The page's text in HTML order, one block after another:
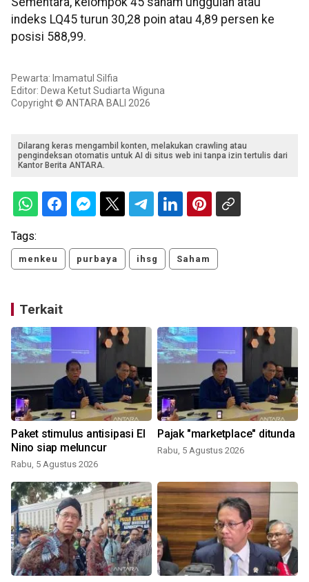
indeks LQ45 turun 30,28 poin atau 4,89 persen ke
posisi 588,99.
Pewarta: Imamatul Silfia
Editor: Dewa Ketut Sudiarta Wiguna
Copyright © ANTARA BALI 2026
Dilarang keras mengambil konten, melakukan crawling atau
pengindeksan otomatis untuk AI di situs web ini tanpa izin tertulis dari
Kantor Berita ANTARA.
Tags:
menkeu purbaya ihsg Saham
Terkait
Paket stimulus antisipasi El
Nino siap meluncur
Rabu, 5 Agustus 2026
Pajak "marketplace" ditunda
Rabu, 5 Agustus 2026